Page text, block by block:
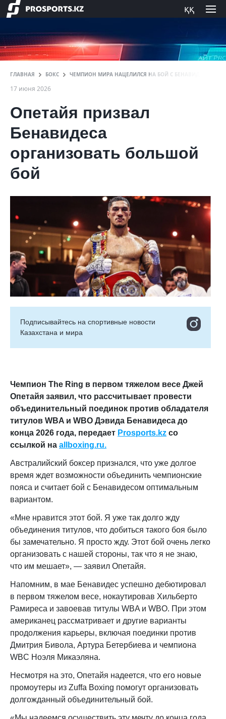
ққ
ГЛАВНАЯ БОКС ЧЕМПИОН МИРА НАЦЕЛИЛСЯ НА БОЙ С БЕНАВИДЕСОМ
17 июня 2026
Опетайя призвал
Бенавидеса
организовать большой
бой
Подписывайтесь на cпортивные новости
Казахстана и мира
Чемпион The Ring в первом тяжелом весе Джей
Опетайя заявил, что рассчитывает провести
объединительный поединок против обладателя
титулов WBA и WBO Дэвида Бенавидеса до
конца 2026 года, передает Prosports.kz со
ссылкой на allboxing.ru.
Австралийский боксер признался, что уже долгое
время ждет возможности объединить чемпионские
пояса и считает бой с Бенавидесом оптимальным
вариантом.
«Мне нравится этот бой. Я уже так долго жду
объединения титулов, что добиться такого боя было
бы замечательно. Я просто жду. Этот бой очень легко
организовать с нашей стороны, так что я не знаю,
что им мешает», — заявил Опетайя.
Напомним, в мае Бенавидес успешно дебютировал
в первом тяжелом весе, нокаутировав Хильберто
Рамиреса и завоевав титулы WBA и WBO. При этом
американец рассматривает и другие варианты
продолжения карьеры, включая поединки против
Дмитрия Бивола, Артура Бетербиева и чемпиона
WBC Ноэля Микаэляна.
Несмотря на это, Опетайя надеется, что его новые
промоутеры из Zuffa Boxing помогут организовать
долгожданный объединительный бой.